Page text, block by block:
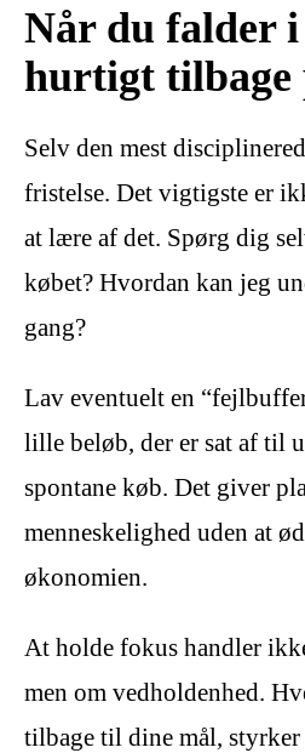
Når du falder
hurtigt tilbage
Selv den mest
fristelse. Det vigtigste er
at lære af det. Spørg dig
købet? Hvordan kan jeg
gang?
Lav eventuelt en
lille beløb, der er sat af til
spontane køb. Det giver
menneskelighed uden at
økonomien.
At holde fokus handler
men om vedholdenhed.
tilbage til dine mål,